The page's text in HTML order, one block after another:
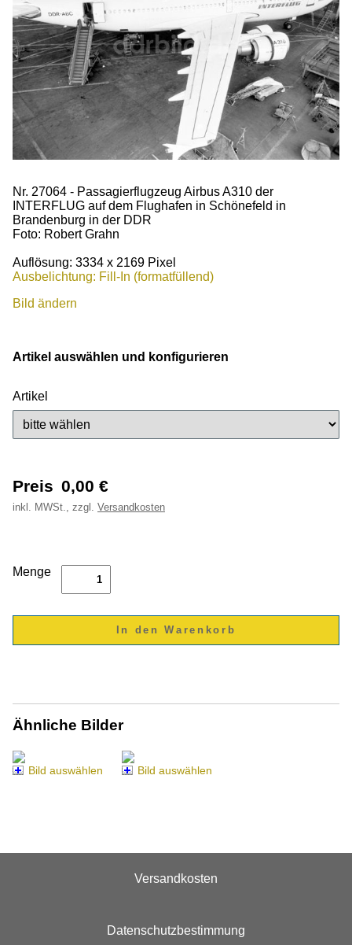
Nr. 27064 - Passagierflugzeug Airbus A310 der
INTERFLUG auf dem Flughafen in Schönefeld in
Brandenburg in der DDR
Foto: Robert Grahn
Auflösung: 3334 x 2169 Pixel
Ausbelichtung: Fill-In (formatfüllend)
Bild ändern
Artikel auswählen und konfigurieren
Artikel
Preis 0,00 €
inkl. MWSt., zzgl. Versandkosten
Menge
Ähnliche Bilder
Bild auswählen Bild auswählen
Versandkosten
Datenschutzbestimmung